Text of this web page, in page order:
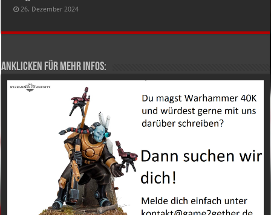
26. Dezember 2024
Anklicken für mehr Infos: